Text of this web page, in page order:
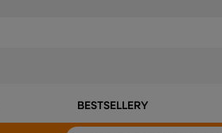
BESTSELLERY